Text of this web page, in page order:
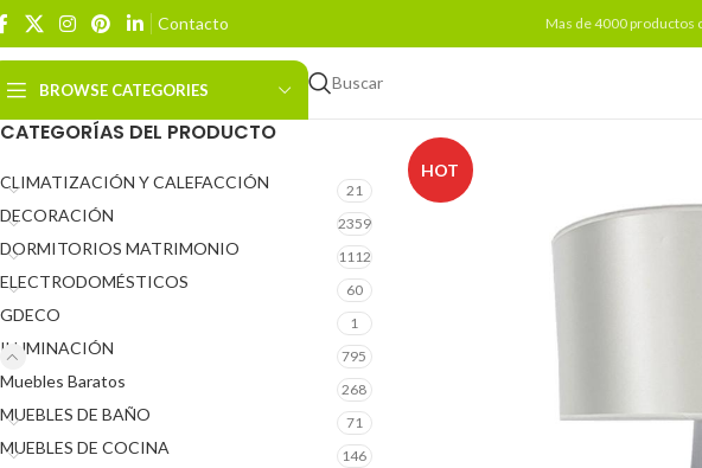
Contacto Mas de 4000 productos
BROWSE CATEGORIES Buscar
CATEGORÍAS DEL PRODUCTO
CLIMATIZACIÓN Y CALEFACCIÓN 21
DECORACIÓN 2359
DORMITORIOS MATRIMONIO 1112
ELECTRODOMÉSTICOS 60
GDECO 1
ILUMINACIÓN 795
Muebles Baratos 268
MUEBLES DE BAÑO 71
MUEBLES DE COCINA 146
HOT